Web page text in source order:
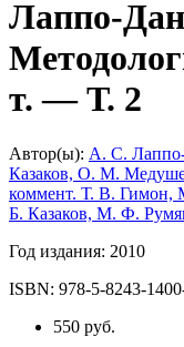
Лаппо-
т. — Т. 2
Автор(ы): А. С. Лаппо-
Казаков, О. М.
коммент. Т. В. Гимон,
Б. Казаков, М. Ф.
Год издания: 2010
ISBN: 978-5-8243-
550 руб.